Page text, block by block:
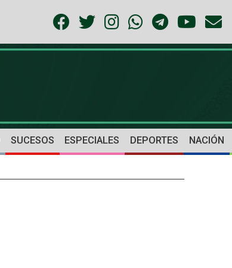
SUCESOS ESPECIALES DEPORTES NACIÓN